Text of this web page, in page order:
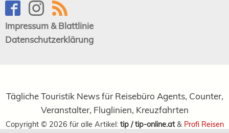
Impressum & Blattlinie
Datenschutzerklärung
Tägliche Touristik News für Reisebüro Agents, Counter,
Veranstalter, Fluglinien, Kreuzfahrten
Copyright © 2026 für alle Artikel: tip / tip-online.at& Profi Reisen